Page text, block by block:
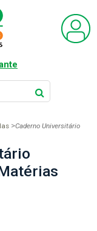
Caderno Universitário